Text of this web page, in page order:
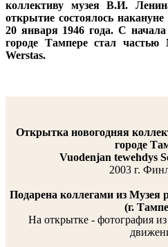
коллективу музея В.И.
открытие состоялось
20 января 1946 года. С начала
городе Тампере стал частью
Werstas.
Открытка новогодняя
городе
Vuodenjan tewehdys
2003 г.
Подарена коллегами из Музея
(г.
На открытке - фотография